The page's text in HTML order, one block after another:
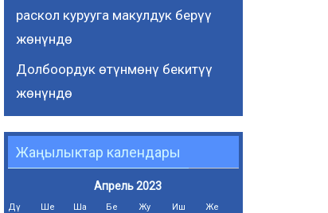
раскол курууга макулдук берүү
жөнүндө
Долбоордук өтүнмөнү бекитүү
жөнүндө
Жаңылыктар календары
Апрель 2023
Дү Ше Ша Бе Жу Иш Же